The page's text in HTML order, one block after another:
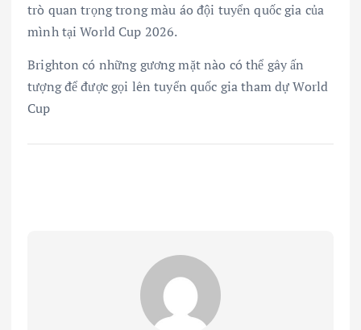
trò quan trọng trong màu áo đội tuyển quốc gia của
mình tại World Cup 2026.
Brighton có những gương mặt nào có thể gây ấn
tượng để được gọi lên tuyển quốc gia tham dự World
Cup